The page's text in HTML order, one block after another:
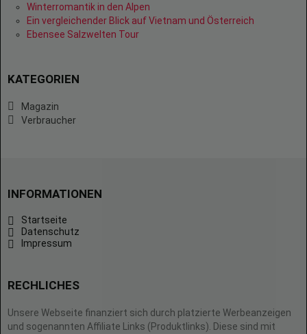
Winterromantik in den Alpen
Ein vergleichender Blick auf Vietnam und Österreich
Ebensee Salzwelten Tour
KATEGORIEN
Magazin
Verbraucher
INFORMATIONEN
Startseite
Datenschutz
Impressum
RECHLICHES
Unsere Webseite finanziert sich durch platzierte Werbeanzeigen
und sogenannten Affiliate Links (Produktlinks). Diese sind mit